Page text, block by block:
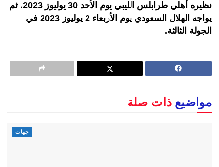
نظيره أهلي طرابلس الليبي يوم الأحد 30 يوليوز 2023، ثم
يواجه الهلال السعودي يوم الأربعاء 2 يوليوز 2023 في
الجولة الثالثة.
مواضيع ذات صلة
جهات